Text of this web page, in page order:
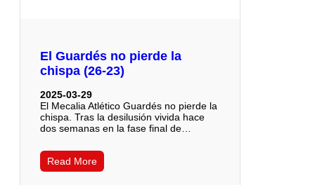
El Guardés no pierde la
chispa (26-23)
2025-03-29
El Mecalia Atlético Guardés no pierde la
chispa. Tras la desilusión vivida hace
dos semanas en la fase final de…
Read More